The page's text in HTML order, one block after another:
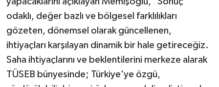
odaklı, değer bazlı ve bölgesel farklılıkları
gözeten, dönemsel olarak güncellenen,
ihtiyaçları karşılayan dinamik bir hale getireceğiz.
Saha ihtiyaçlarını ve beklentilerini merkeze alarak
TÜSEB bünyesinde; Türkiye'ye özgü,